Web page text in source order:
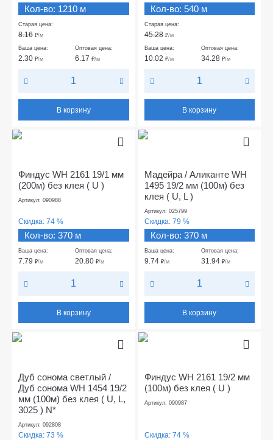
Кол-во: 1210 м
Старая цена:
8.16 ₽/м
Ваша цена:
2.30 ₽/м
Оптовая цена:
6.17₽/м
В корзину
Кол-во: 540 м
Старая цена:
45.28 ₽/м
Ваша цена:
10.02 ₽/м
Оптовая цена:
34.28 ₽/м
В корзину
Финдус WH 2161 19/1 мм
(200м) без клея ( U )
Артикул: 090988
Скидка: 74 %
Кол-во: 370 м
Ваша цена:
7.79 ₽/м
Оптовая цена:
20.80₽/м
В корзину
Мадейра / Аликанте WH
1495 19/2 мм (100м) без
клея ( U, L )
Артикул: 025799
Скидка: 79 %
Кол-во: 370 м
Ваша цена:
9.74 ₽/м
Оптовая цена:
31.94 ₽/м
В корзину
Дуб сонома светлый /
Дуб сонома WH 1454 19/2
мм (100м) без клея ( U, L,
3025 ) N*
Артикул: 092808
Скидка: 73 %
Финдус WH 2161 19/2 мм
(100м) без клея ( U )
Артикул: 090987
Скидка: 74 %